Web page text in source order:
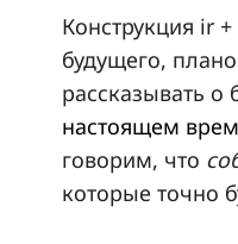
Конструкция ir +
будущего,
рассказывать о
настоящем
говорим, что
которые точно